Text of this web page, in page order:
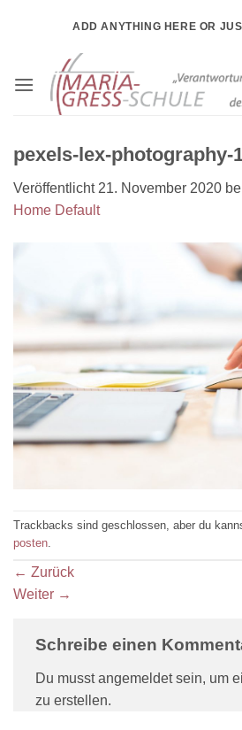
ADD ANYTHING HERE OR
pexels-lex-photography-
Veröffentlicht 21. November 2020
Home Default
Trackbacks sind geschlossen, aber du
posten.
← Zurück
Weiter →
Schreibe einen
Du musst angemeldet sein, um
zu erstellen.